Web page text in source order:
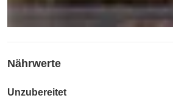
Nährwerte
Unzubereitet